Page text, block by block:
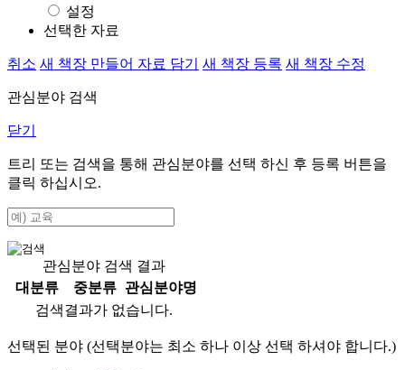
설정
선택한 자료
취소 새 책장 만들어 자료 담기 새 책장 등록 새 책장 수정
관심분야 검색
닫기
트리 또는 검색을 통해 관심분야를 선택 하신 후 등록 버튼을
클릭 하십시오.
관심분야 검색 결과
대분류
중분류
관심분야명
검색결과가 없습니다.
선택된 분야 (선택분야는 최소 하나 이상 선택 하셔야 합니다.)